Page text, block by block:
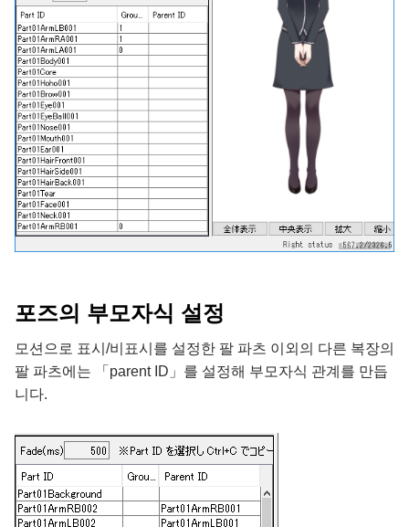
포즈의 부모자식 설정
모션으로 표시/비표시를 설정한 팔 파츠 이외의 다른 복장의
팔 파츠에는 「parent ID」를 설정해 부모자식 관계를 만듭
니다.